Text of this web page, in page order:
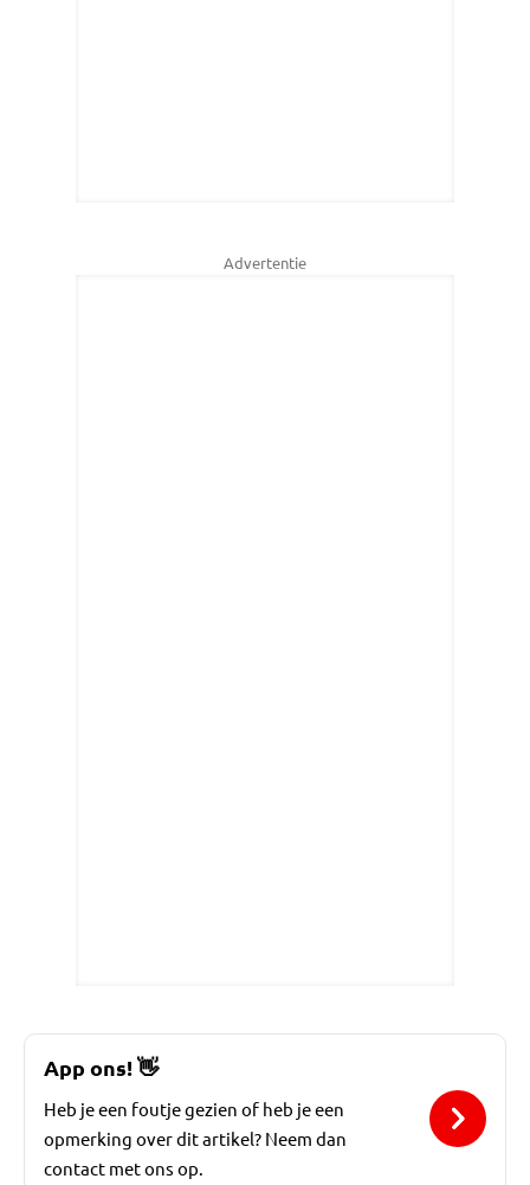
Advertentie
App ons!👋
Heb je een foutje gezien of heb je een
opmerking over dit artikel? Neem dan
contact met ons op.